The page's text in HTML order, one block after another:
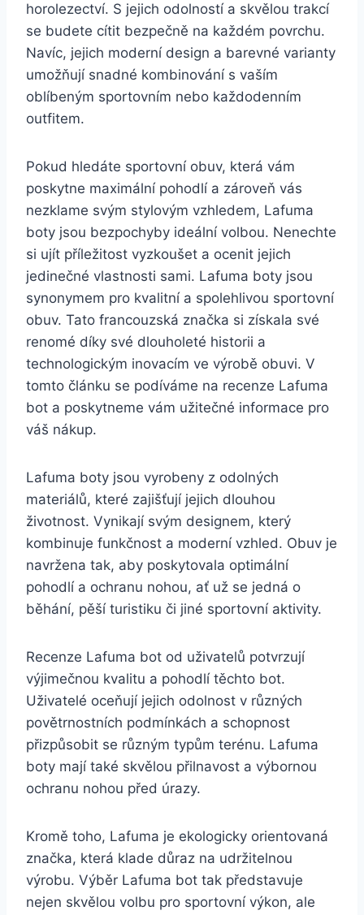
horolezectví. S jejich ⁢odolností‍ a skvělou⁢ trakcí​
se budete cítit bezpečně na každém povrchu.
Navíc, jejich moderní ⁢design a barevné varianty⁢
umožňují snadné​ kombinování s vaším
oblíbeným sportovním nebo každodenním
outfitem.
Pokud hledáte sportovní‌ obuv,‌ která vám
poskytne maximální ⁤pohodlí a zároveň vás
nezklame svým stylovým vzhledem, Lafuma
boty ​jsou⁢ bezpochyby ideální volbou. Nenechte
si ujít příležitost vyzkoušet a ocenit ⁤jejich
jedinečné vlastnosti sami. ‍Lafuma boty jsou‍
synonymem pro kvalitní⁣ a spolehlivou sportovní
obuv. Tato francouzská značka si⁤ získala ​své
renomé díky své dlouholeté historii a
technologickým inovacím ⁢ve výrobě obuvi. V
tomto článku se podíváme ⁤na recenze Lafuma
bot a ⁢poskytneme vám užitečné informace pro
váš nákup.
Lafuma boty jsou vyrobeny z ⁣odolných
materiálů, které zajišťují jejich​ dlouhou
životnost. Vynikají svým ⁣designem, který
kombinuje funkčnost a moderní vzhled. Obuv je⁢
navržena⁤ tak, aby poskytovala optimální
⁣pohodlí a ochranu nohou, ať už​ se jedná ‍o
běhání, pěší ​turistiku či jiné ⁣sportovní aktivity.
Recenze Lafuma ⁢bot od uživatelů potvrzují
výjimečnou kvalitu a pohodlí těchto bot.
Uživatelé oceňují‍ jejich odolnost v různých
povětrnostních​ podmínkách a‌ schopnost
přizpůsobit se různým typům terénu. Lafuma
boty mají ⁤také skvělou přilnavost a ⁣výbornou
ochranu ⁣nohou před úrazy.
Kromě toho, Lafuma⁢ je ekologicky⁢ orientovaná
značka, ‌která ⁤klade ‍důraz na udržitelnou
výrobu.⁢ Výběr ‌Lafuma ⁤bot tak představuje
nejen skvělou volbu pro sportovní⁤ výkon, ⁤ale